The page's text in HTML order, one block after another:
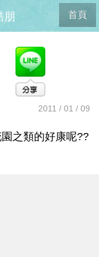
首頁
朋
2011 / 01 / 09
之類的好康呢??